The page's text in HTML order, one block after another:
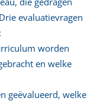
evaluatievragen
worden
en welke
geëvalueerd, welke